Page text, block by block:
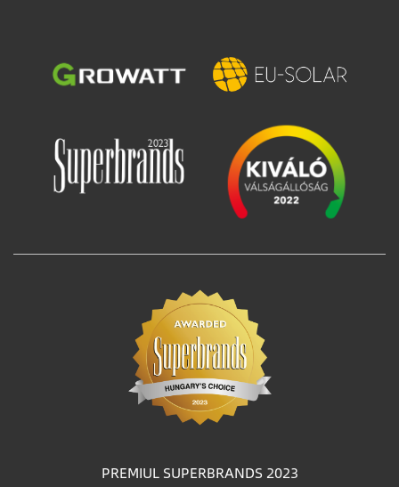
Imagine Imagine
PREMIUL SUPERBRANDS 2023